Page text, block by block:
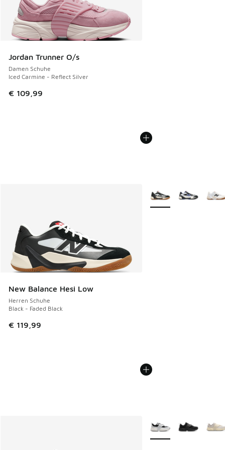
Jordan Trunner O/s
Damen Schuhe
Iced Carmine - Reflect Silver
€ 109,99
New Balance Hesi Low
Herren Schuhe
Black - Faded Black
€ 119,99
Weitere Farben
Weitere Farben